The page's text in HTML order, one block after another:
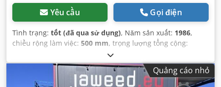
Yêu cầu Gọi điện
Tình trạng: tốt (đã qua sử dụng), Năm sản xuất: 1986,
chiều rộng làm việc: 500 mm, trọng lượng tổng cộng:
, số máy/phương tiện:
Quảng cáo nhỏ